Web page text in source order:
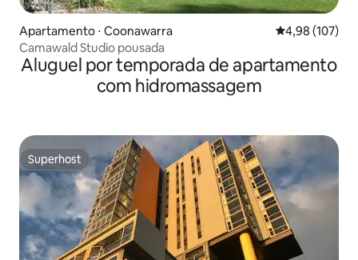
Apartamento ⋅ Coonawarra 4,98 de uma
4,98 (107)
Camawald Studio pousada
Aluguel por temporada de apartamento
com hidromassagem
Superhost
Superhost